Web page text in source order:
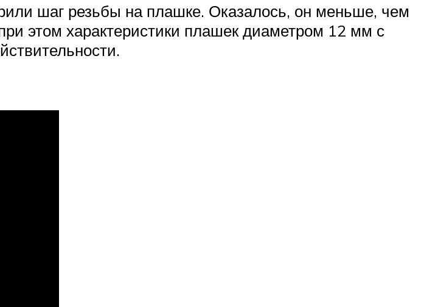
шаг резьбы на плашке. Оказалось, он меньше, чем
этом характеристики плашек диаметром 12 мм с